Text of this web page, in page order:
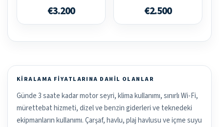
€3.200 €2.500
KIRALAMA FIYATLARINA DAHIL OLANLAR
Günde 3 saate kadar motor seyri, klima kullanımı, sınırlı Wi-Fi,
mürettebat hizmeti, dizel ve benzin giderleri ve teknedeki
ekipmanların kullanımı. Çarşaf, havlu, plaj havlusu ve içme suyu